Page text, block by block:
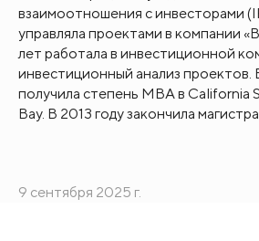
взаимоотношения с инвесторами
управляла проектами в компании
лет работала в инвестиционной
инвестиционный анализ проектов.
получила степень MBA в California
Bay. В 2013 году закончила
9 сентября 2025 г.